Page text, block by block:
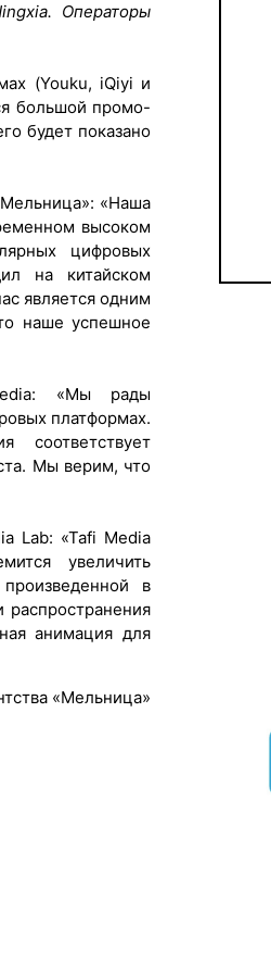
Операторы
(Youku, iQiyi и
большой промо-
будет показано
«Наша
высоком
цифровых
на китайском
является одним
наше успешное
«Мы рады
платформах.
Мы верим, что
Lab: «Tafi Media
увеличить
в
анимация для
«Мельница»